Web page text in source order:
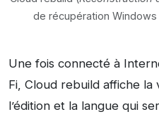
de récupération
Une fois connecté à
Fi, Cloud rebuild affiche la
l’édition et la langue qui